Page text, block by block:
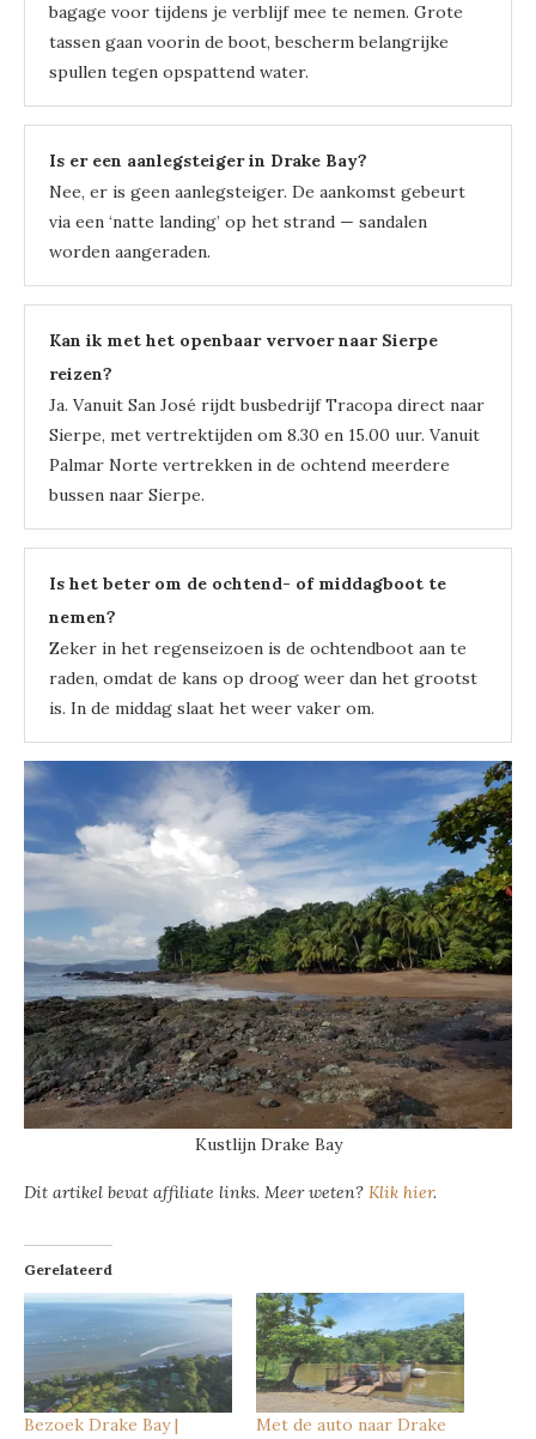
bagage voor tijdens je verblijf mee te nemen. Grote
tassen gaan voorin de boot, bescherm belangrijke
spullen tegen opspattend water.
Is er een aanlegsteiger in Drake Bay?
Nee, er is geen aanlegsteiger. De aankomst gebeurt
via een ‘natte landing’ op het strand — sandalen
worden aangeraden.
Kan ik met het openbaar vervoer naar Sierpe
reizen?
Ja. Vanuit San José rijdt busbedrijf Tracopa direct naar
Sierpe, met vertrektijden om 8.30 en 15.00 uur. Vanuit
Palmar Norte vertrekken in de ochtend meerdere
bussen naar Sierpe.
Is het beter om de ochtend- of middagboot te
nemen?
Zeker in het regenseizoen is de ochtendboot aan te
raden, omdat de kans op droog weer dan het grootst
is. In de middag slaat het weer vaker om.
Kustlijn Drake Bay
Dit artikel bevat affiliate links. Meer weten? Klik hier.
Gerelateerd
Bezoek Drake Bay |
Met de auto naar Drake